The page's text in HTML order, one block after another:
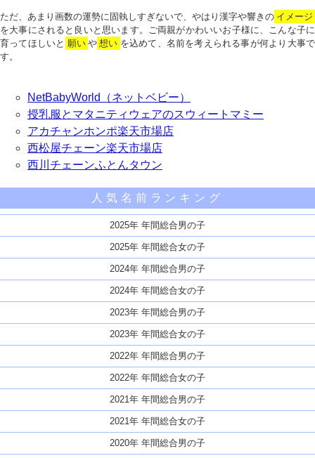
ただ、あまり画数の運勢に固執しすぎないで、やはり漢字や響きの イメージ
を大事にされると良いと思います。ご両親がかわいいお子様に、こんな子に
育ってほしいと 願い や 想い を込めて、名前を考えられる事が何より大事で
す。
NetBabyWorld（ネットベビー）
授乳服とマタニティウェアのスウィートマミー
アカチャンホンポ楽天市場店
西松屋チェーン楽天市場店
西川チェーンふとんタウン
人気名前ランキング
2025年 年間総合男の子
2025年 年間総合女の子
2024年 年間総合男の子
2024年 年間総合女の子
2023年 年間総合男の子
2023年 年間総合女の子
2022年 年間総合男の子
2022年 年間総合女の子
2021年 年間総合男の子
2021年 年間総合女の子
2020年 年間総合男の子